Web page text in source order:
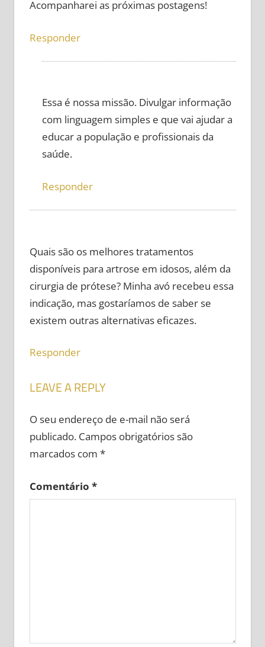
Acompanharei as próximas postagens!
Responder
Essa é nossa missão. Divulgar informação
com linguagem simples e que vai ajudar a
educar a população e profissionais da
saúde.
Responder
Quais são os melhores tratamentos
disponíveis para artrose em idosos, além da
cirurgia de prótese? Minha avó recebeu essa
indicação, mas gostaríamos de saber se
existem outras alternativas eficazes.
Responder
LEAVE A REPLY
O seu endereço de e-mail não será
publicado. Campos obrigatórios são
marcados com *
Comentário *